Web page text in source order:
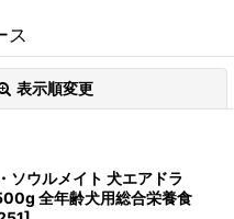
ス
表示順変更
ソウルメイト 犬エアドラ
全年齢犬用総合栄養食